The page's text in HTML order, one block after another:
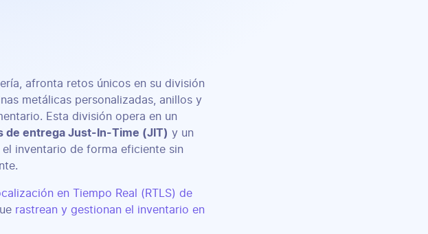
afronta retos únicos en su división
metálicas personalizadas, anillos y
Esta división opera en un
de entrega Just-In-Time (JIT) y un
el inventario de forma eficiente sin
en Tiempo Real (RTLS) de
rastrean y gestionan el inventario en